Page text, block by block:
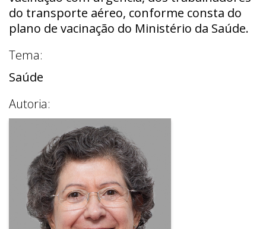
do transporte aéreo, conforme consta do
plano de vacinação do Ministério da Saúde.
Tema:
Saúde
Autoria: